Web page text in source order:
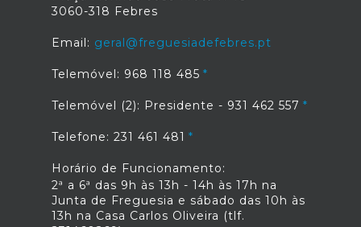
3060-318 Febres
Email: geral@freguesiadefebres.pt
Telemóvel: 968 118 485
Telemóvel (2): Presidente - 931 462 557
Telefone: 231 461 481
Horário de Funcionamento:
2ª a 6ª das 9h às 13h - 14h às 17h na
Junta de Freguesia e sábado das 10h às
13h na Casa Carlos Oliveira (tlf.